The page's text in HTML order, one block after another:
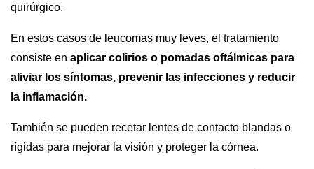
quirúrgico.
En estos casos de leucomas muy leves, el tratamiento
consiste en aplicar colirios o pomadas oftálmicas para
aliviar los síntomas, prevenir las infecciones y reducir
la inflamación.
También se pueden recetar lentes de contacto blandas o
rígidas para mejorar la visión y proteger la córnea.